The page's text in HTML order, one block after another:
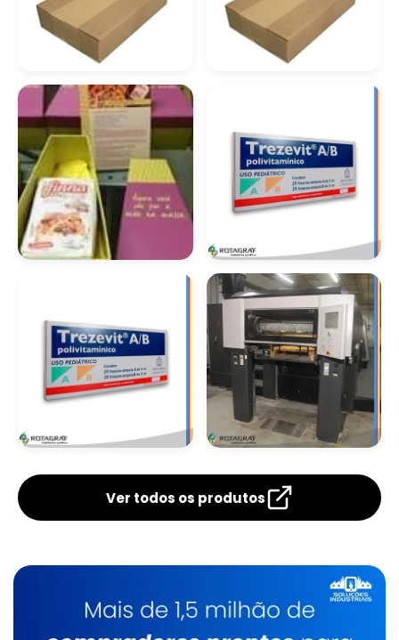
Caixa Papel Cartão
Personalizada
Caixas
Personalizadas Papel
Cartão
Personalizada De
Papel Cartão
Papel Cartão
Ver todos os produtos